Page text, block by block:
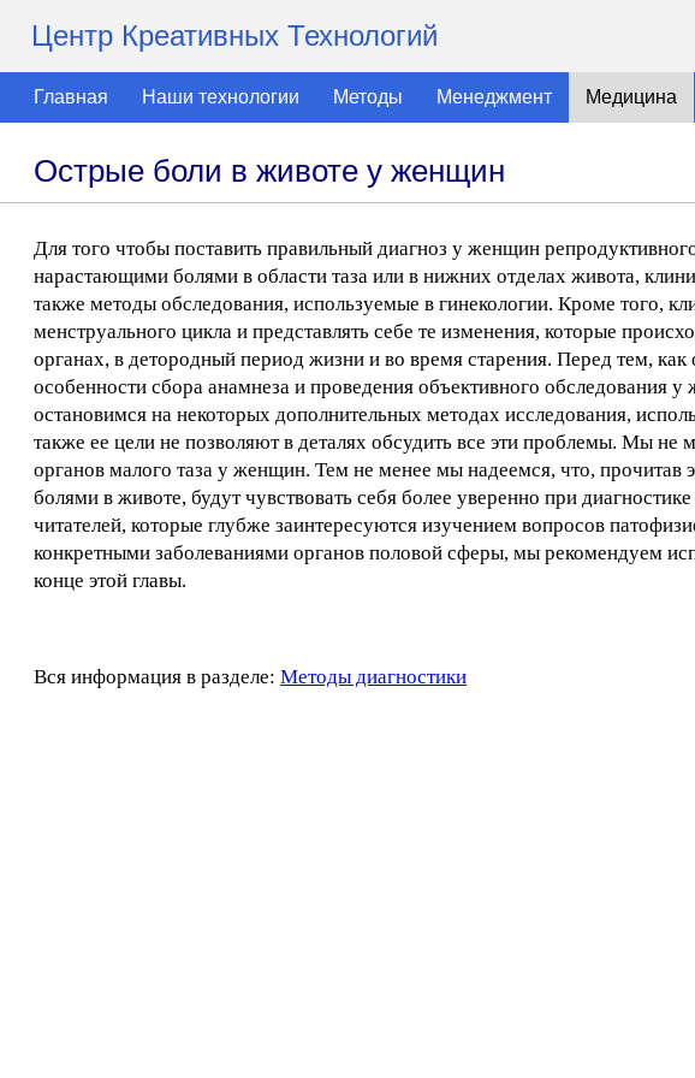
Центр Креативных Технологий
Главная Наши технологии Методы Менеджмент Медицина
Острые боли в животе у женщин
Для того чтобы поставить правильный диагноз у женщин
нарастающими болями в области таза или в нижних отделах живота,
также методы обследования, используемые в гинекологии. Кроме того,
менструального цикла и представлять себе те изменения, которые
органах, в детородный период жизни и во время старения. Перед тем,
особенности сбора анамнеза и проведения объективного
остановимся на некоторых дополнительных методах исследования,
также ее цели не позволяют в деталях обсудить все эти проблемы. Мы
органов малого таза у женщин. Тем не менее мы надеемся, что,
болями в животе, будут чувствовать себя более уверенно при
читателей, которые глубже заинтересуются изучением вопросов
конкретными заболеваниями органов половой сферы, мы рекомендуем
конце этой главы.
Вся информация в разделе: Методы диагностики